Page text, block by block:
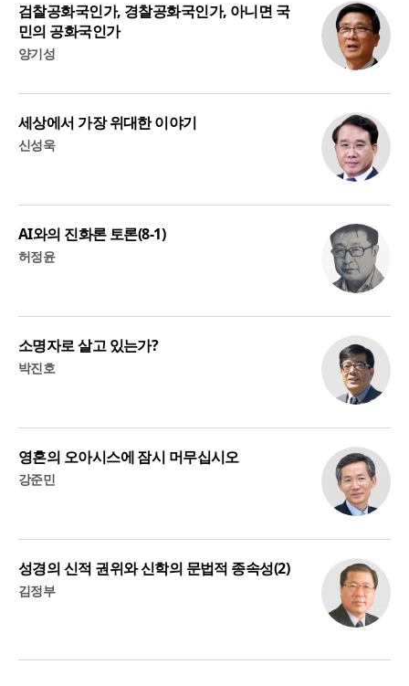
검찰공화국인가, 경찰공화국인가, 아니면 국
민의 공화국인가
양기성
세상에서 가장 위대한 이야기
신성욱
AI와의 진화론 토론(8-1)
허정윤
소명자로 살고 있는가?
박진호
영혼의 오아시스에 잠시 머무십시오
강준민
성경의 신적 권위와 신학의 문법적 종속성(2)
김정부